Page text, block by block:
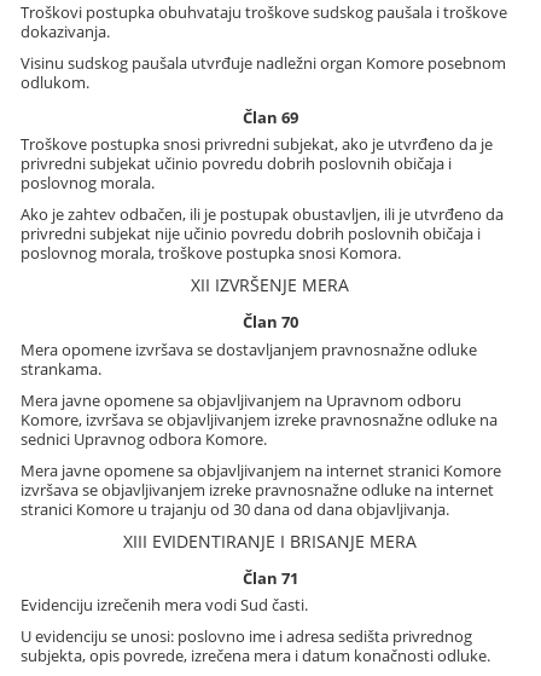
Troškovi postupka obuhvataju troškove sudskog paušala i troškove
dokazivanja.
Visinu sudskog paušala utvrđuje nadležni organ Komore posebnom
odlukom.
Član 69
Troškove postupka snosi privredni subjekat, ako je utvrđeno da je
privredni subjekat učinio povredu dobrih poslovnih običaja i
poslovnog morala.
Ako je zahtev odbačen, ili je postupak obustavljen, ili je utvrđeno da
privredni subjekat nije učinio povredu dobrih poslovnih običaja i
poslovnog morala, troškove postupka snosi Komora.
XII IZVRŠENJE MERA
Član 70
Mera opomene izvršava se dostavljanjem pravnosnažne odluke
strankama.
Mera javne opomene sa objavljivanjem na Upravnom odboru
Komore, izvršava se objavljivanjem izreke pravnosnažne odluke na
sednici Upravnog odbora Komore.
Mera javne opomene sa objavljivanjem na internet stranici Komore
izvršava se objavljivanjem izreke pravnosnažne odluke na internet
stranici Komore u trajanju od 30 dana od dana objavljivanja.
XIII EVIDENTIRANJE I BRISANJE MERA
Član 71
Evidenciju izrečenih mera vodi Sud časti.
U evidenciju se unosi: poslovno ime i adresa sedišta privrednog
subjekta, opis povrede, izrečena mera i datum konačnosti odluke.